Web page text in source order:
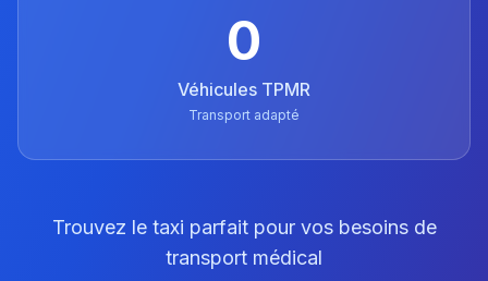
0
Véhicules TPMR
Transport adapté
Trouvez le taxi parfait pour vos besoins de
transport médical